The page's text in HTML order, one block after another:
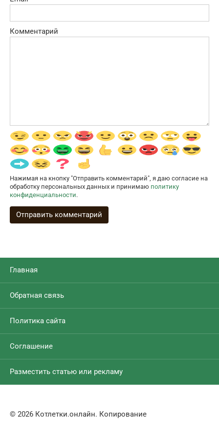
Комментарий
Нажимая на кнопку "Отправить комментарий", я даю согласие на
обработку персональных данных и принимаю политику
конфиденциальности.
Главная
Обратная связь
Политика сайта
Соглашение
Разместить статью или рекламу
© 2026 Котлетки.онлайн. Копирование